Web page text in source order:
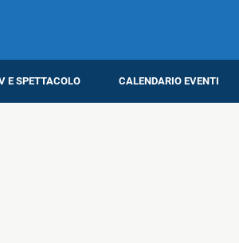
E SPETTACOLO CALENDARIO EVENTI